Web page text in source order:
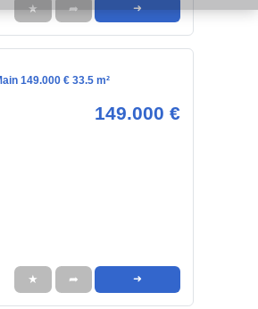
★ ➦ ➜
149.000 € 33.5 m²
149.000 €
★ ➦ ➜